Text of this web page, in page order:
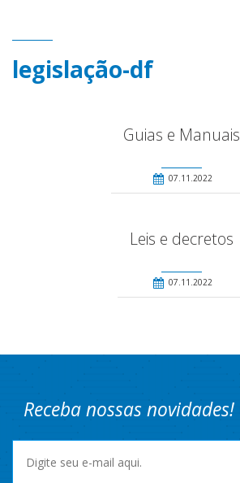
legislação-df
Guias e Manuais
07.11.2022
Leis e decretos
07.11.2022
Receba nossas